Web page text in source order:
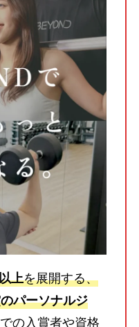
上を展開する、
パーソナルジ
の入賞者や資格